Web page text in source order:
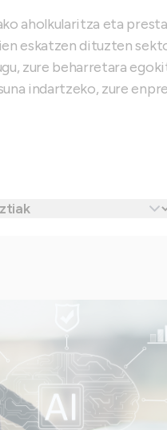
aholkularitza eta
eskatzen dituzten
zure beharretara
indartzeko, zure